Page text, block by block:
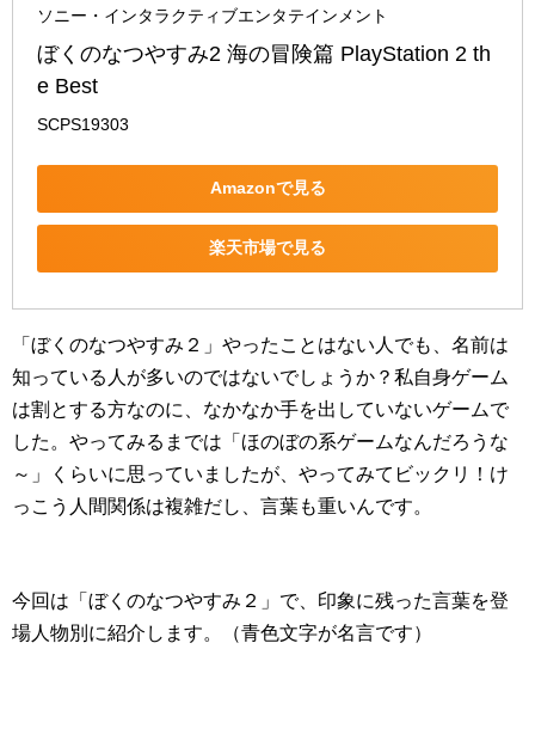
ソニー・インタラクティブエンタテインメント
ぼくのなつやすみ2 海の冒険篇 PlayStation 2 th
e Best
SCPS19303
Amazonで見る
楽天市場で見る
「ぼくのなつやすみ２」やったことはない人でも、名前は
知っている人が多いのではないでしょうか？私自身ゲーム
は割とする方なのに、なかなか手を出していないゲームで
した。やってみるまでは「ほのぼの系ゲームなんだろうな
～」くらいに思っていましたが、やってみてビックリ！け
っこう人間関係は複雑だし、言葉も重いんです。
今回は「ぼくのなつやすみ２」で、印象に残った言葉を登
場人物別に紹介します。（青色文字が名言です）